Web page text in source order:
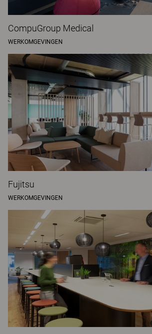
CompuGroup Medical
WERKOMGEVINGEN
Fujitsu
WERKOMGEVINGEN